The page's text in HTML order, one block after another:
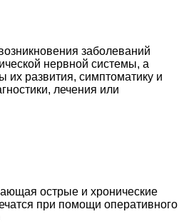
заболеваний
нервной системы, а
их развития, симптоматику и
лечения или
острые и хронические
при помощи оперативного